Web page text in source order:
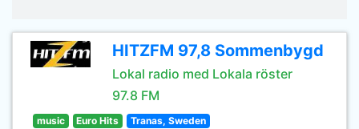
HITZFM 97,8 Sommenbygd
Lokal radio med Lokala röster
97.8 FM
music Euro Hits Tranas, Sweden